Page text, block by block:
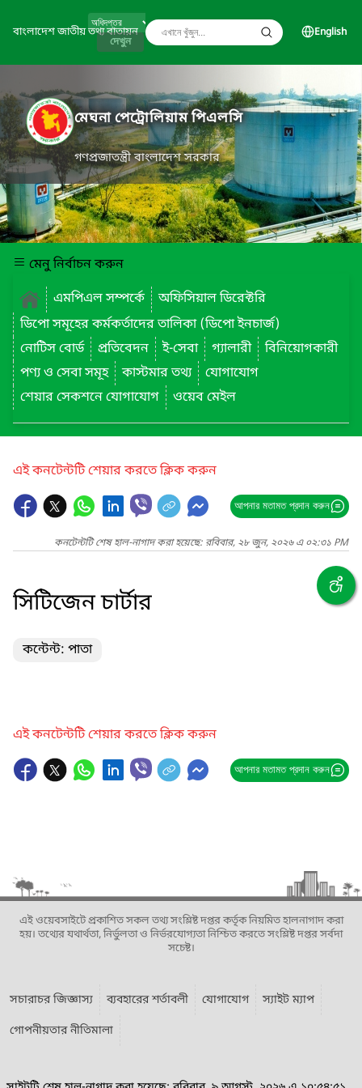
বাংলাদেশ জাতীয় তথ্য বাতায়ন
দেখুন
English
মেঘনা পেট্রোলিয়াম পিএলসি
গণপ্রজাতন্ত্রী বাংলাদেশ সরকার
মেনু নির্বাচন করুন
এমপিএল সম্পর্কে
অফিসিয়াল ডিরেক্টরি
ডিপো সমূহের কর্মকর্তাদের তালিকা (ডিপো ইনচার্জ)
নোটিস বোর্ড
প্রতিবেদন ই-সেবা গ্যালারী
বিনিয়োগকারী
পণ্য ও সেবা সমূহ
কাস্টমার তথ্য
যোগাযোগ
শেয়ার সেকশনে যোগাযোগ
ওয়েব মেইল
এই কনটেন্টটি শেয়ার করতে ক্লিক করুন
আপনার মতামত প্রদান করুন
কনটেন্টটি শেষ হাল-নাগাদ করা হয়েছে: রবিবার, ২৮ জুন, ২০২৬ এ ০২:৩১ PM
সিটিজেন চার্টার
কন্টেন্ট: পাতা
এই কনটেন্টটি শেয়ার করতে ক্লিক করুন
আপনার মতামত প্রদান করুন
এই ওয়েবসাইটে প্রকাশিত সকল তথ্য সংশ্লিষ্ট দপ্তর কর্তৃক নিয়মিত হালনাগাদ করা
হয়। তথ্যের যথার্থতা, নির্ভুলতা ও নির্ভরযোগ্যতা নিশ্চিত করতে সংশ্লিষ্ট দপ্তর সর্বদা
সচেষ্ট।
সচারাচর জিজ্ঞাস্য ব্যবহারের শর্তাবলী যোগাযোগ
স্যাইট ম্যাপ
গোপনীয়তার নীতিমালা